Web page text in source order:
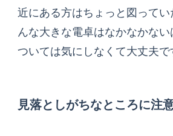
近にある方はちょっと図ってい
んな大きな電卓はなかなかな
ついては気にしなくて大丈夫で
見落としがちなところに注意